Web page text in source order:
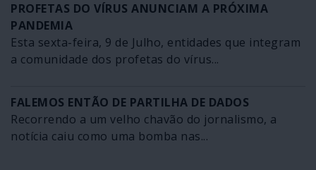
PROFETAS DO VÍRUS ANUNCIAM A PRÓXIMA
PANDEMIA
Esta sexta-feira, 9 de Julho, entidades que integram
a comunidade dos profetas do vírus...
FALEMOS ENTÃO DE PARTILHA DE DADOS
Recorrendo a um velho chavão do jornalismo, a
notícia caiu como uma bomba nas...